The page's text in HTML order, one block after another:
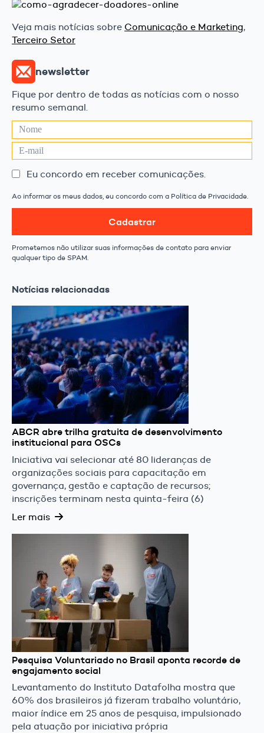
Veja mais notícias sobre Comunicação e Marketing,
Terceiro Setor
newsletter
Fique por dentro de todas as notícias com o nosso
resumo semanal.
Eu concordo em receber comunicações.
Ao informar os meus dados, eu concordo com a Política de Privacidade.
Cadastrar
Prometemos não utilizar suas informações de contato para enviar
qualquer tipo de SPAM.
Notícias relacionadas
ABCR abre trilha gratuita de desenvolvimento
institucional para OSCs
Iniciativa vai selecionar até 80 lideranças de
organizações sociais para capacitação em
governança, gestão e captação de recursos;
inscrições terminam nesta quinta-feira (6)
Ler mais
Pesquisa Voluntariado no Brasil aponta recorde de
engajamento social
Levantamento do Instituto Datafolha mostra que
60% dos brasileiros já fizeram trabalho voluntário,
maior índice em 25 anos de pesquisa, impulsionado
pela atuação por iniciativa própria